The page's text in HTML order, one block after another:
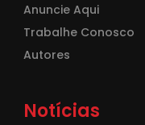
Anuncie Aqui
Trabalhe Conosco
Autores
Notícias